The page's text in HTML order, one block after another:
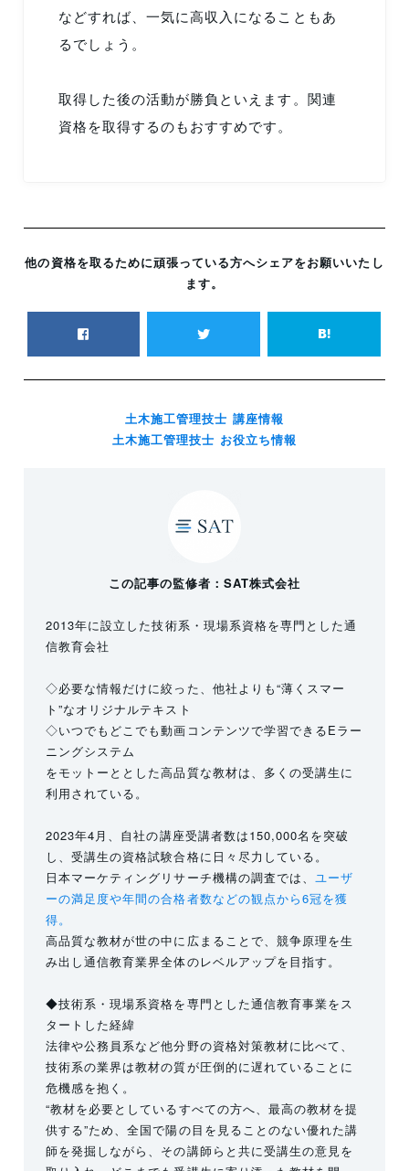
などすれば、一気に高収入になることもあ
るでしょう。
取得した後の活動が勝負といえます。関連
資格を取得するのもおすすめです。
他の資格を取るために頑張っている方へシェアをお願いいたし
ます。
土木施工管理技士 講座情報
土木施工管理技士 お役立ち情報
この記事の監修者：SAT株式会社
2013年に設立した技術系・現場系資格を専門とした通
信教育会社
◇必要な情報だけに絞った、他社よりも“薄くスマー
ト”なオリジナルテキスト
◇いつでもどこでも動画コンテンツで学習できるEラー
ニングシステム
をモットーととした高品質な教材は、多くの受講生に
利用されている。
2023年4月、自社の講座受講者数は150,000名を突破
し、受講生の資格試験合格に日々尽力している。
日本マーケティングリサーチ機構の調査では、 ユーザ
ーの満足度や年間の合格者数などの観点から6冠を獲
得。
高品質な教材が世の中に広まることで、競争原理を生
み出し通信教育業界全体のレベルアップを目指す。
◆技術系・現場系資格を専門とした通信教育事業をス
タートした経緯
法律や公務員系など他分野の資格対策教材に比べて、
技術系の業界は教材の質が圧倒的に遅れていることに
危機感を抱く。
“教材を必要としているすべての方へ、最高の教材を提
供する”ため、全国で陽の目を見ることのない優れた講
師を発掘しながら、その講師らと共に受講生の意見を